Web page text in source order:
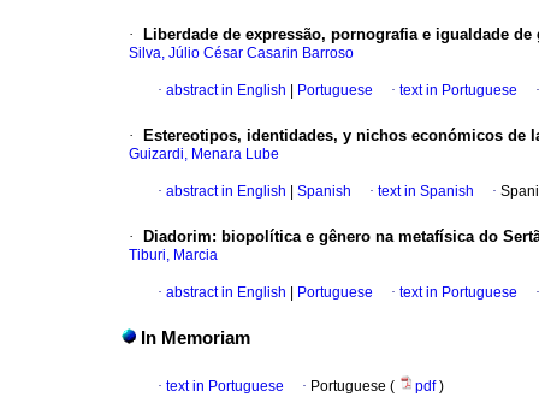
· Liberdade de expressão, pornografia e igualdade de
Silva, Júlio César Casarin Barroso
· abstract in English Portuguese · text in Portuguese
· Estereotipos, identidades, y nichos económicos de
Guizardi, Menara Lube
· abstract in English Spanish · text in Spanish ·
· Diadorim: biopolítica e gênero na metafísica do
Tiburi, Marcia
· abstract in English Portuguese · text in Portuguese
In Memoriam
· text in Portuguese · Portuguese ( pdf)